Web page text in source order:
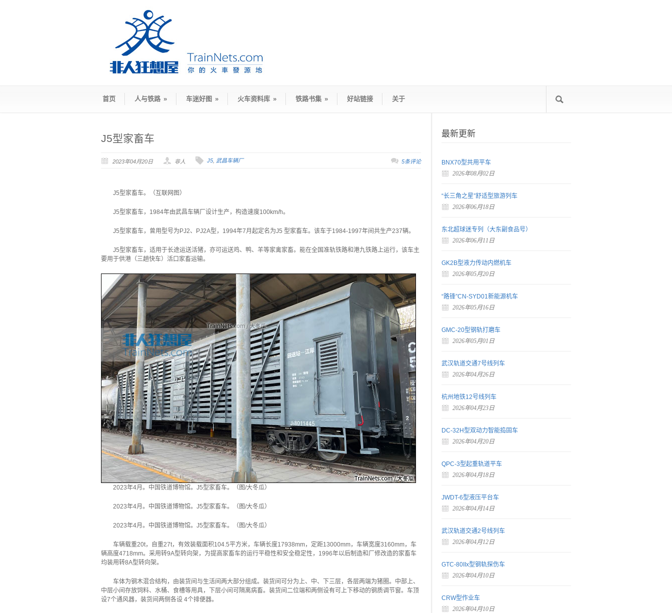
首页 人与铁路 » 车迷好图 » 火车资料库 » 铁路书集 » 好站链接 关于
J5型家畜车
2023年04月20日 非人 J5 武昌车辆厂 5条评论
J5型家畜车。（互联网图）
J5型家畜车，1984年由武昌车辆厂设计生产，构造速度100km/h。
J5型家畜车，曾用型号为PJ2、PJ2A型，1994年7月起定名为J5 型家畜车。该车于1984-1997年间共生产237辆。
J5型家畜车，适用于长途运送活猪，亦可运送鸡、鸭、羊等家禽家畜。能在全国准轨铁路和港九铁路上运行，该车主
要用于供港（三趟快车）活口家畜运输。
2023年4月。中国铁道博物馆。J5型家畜车。（图/大冬瓜）
2023年4月。中国铁道博物馆。J5型家畜车。（图/大冬瓜）
2023年4月。中国铁道博物馆。J5型家畜车。（图/大冬瓜）
车辆载重20t，自重27t，有效装载面积104.5平方米，车辆长度17938mm，定距13000mm，车辆宽度3160mm，车
辆高度4718mm。采用转9A型转向架，为提高家畜车的运行平稳性和安全稳定性，1996年以后制造和厂修改造的家畜车
均装用转8A型转向架。
车体为钢木混合结构，由装货间与生活间两大部分组成。装货间可分为上、中、下三层，各层两端为猪圈。中部上、
中层小间存放饲料、水桶、食槽等用具，下层小间可隔离病畜。装货间二位端和两侧设有可上下移动的钢质调节窗。车顶
设7个通风器，装货间两侧各设 4个排便器。
最新更新
BNX70型共用平车
2026年08月02日
“长三角之星”舒适型旅游列车
2026年06月18日
东北超球迷专列（大东副食品号）
2026年06月11日
GK2B型液力传动内燃机车
2026年05月20日
“路锋”CN-SYD01新能源机车
2026年05月16日
GMC-20型钢轨打磨车
2026年05月01日
武汉轨道交通7号线列车
2026年04月26日
杭州地铁12号线列车
2026年04月23日
DC-32H型双动力智能捣固车
2026年04月20日
QPC-3型起重轨道平车
2026年04月18日
JWDT-6型液压平台车
2026年04月14日
武汉轨道交通2号线列车
2026年04月12日
GTC-80IIx型钢轨探伤车
2026年04月10日
CRW型作业车
2026年04月10日